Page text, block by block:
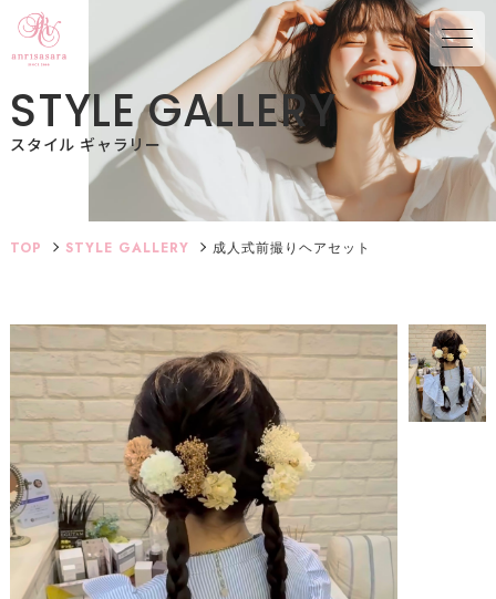
STYLE GALLERY
スタイル ギャラリー
TOP STYLE GALLERY 成人式前撮りヘアセット